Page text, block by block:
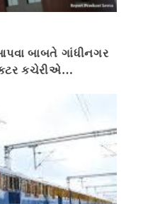
બાબતે ગાંધીનગર
કચેરીએ